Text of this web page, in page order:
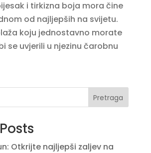
i tirkizna boja mora čine
od najljepših na svijetu.
koju jednostavno morate
se uvjerili u njezinu čarobnu
Pretraga
Otkrijte najljepši zaljev na